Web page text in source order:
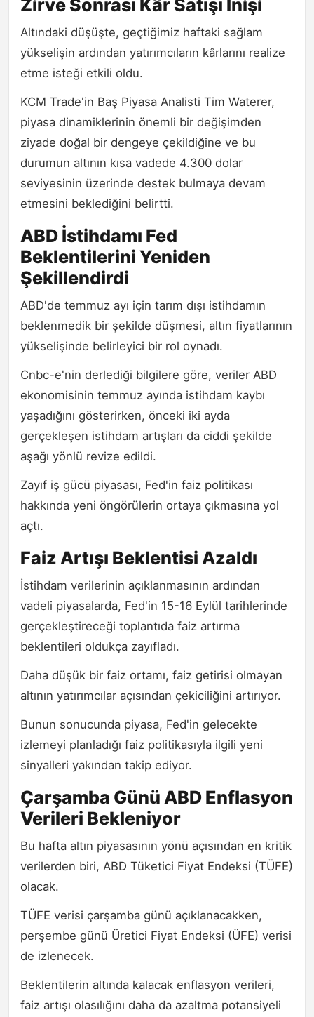
Zirve Sonrası Kâr Satışı İnişi
Altındaki düşüşte, geçtiğimiz haftaki sağlam
yükselişin ardından yatırımcıların kârlarını realize
etme isteği etkili oldu.
KCM Trade'in Baş Piyasa Analisti Tim Waterer,
piyasa dinamiklerinin önemli bir değişimden
ziyade doğal bir dengeye çekildiğine ve bu
durumun altının kısa vadede 4.300 dolar
seviyesinin üzerinde destek bulmaya devam
etmesini beklediğini belirtti.
ABD İstihdamı Fed
Beklentilerini Yeniden
Şekillendirdi
ABD'de temmuz ayı için tarım dışı istihdamın
beklenmedik bir şekilde düşmesi, altın fiyatlarının
yükselişinde belirleyici bir rol oynadı.
Cnbc-e'nin derlediği bilgilere göre, veriler ABD
ekonomisinin temmuz ayında istihdam kaybı
yaşadığını gösterirken, önceki iki ayda
gerçekleşen istihdam artışları da ciddi şekilde
aşağı yönlü revize edildi.
Zayıf iş gücü piyasası, Fed'in faiz politikası
hakkında yeni öngörülerin ortaya çıkmasına yol
açtı.
Faiz Artışı Beklentisi Azaldı
İstihdam verilerinin açıklanmasının ardından
vadeli piyasalarda, Fed'in 15-16 Eylül tarihlerinde
gerçekleştireceği toplantıda faiz artırma
beklentileri oldukça zayıfladı.
Daha düşük bir faiz ortamı, faiz getirisi olmayan
altının yatırımcılar açısından çekiciliğini artırıyor.
Bunun sonucunda piyasa, Fed'in gelecekte
izlemeyi planladığı faiz politikasıyla ilgili yeni
sinyalleri yakından takip ediyor.
Çarşamba Günü ABD Enflasyon
Verileri Bekleniyor
Bu hafta altın piyasasının yönü açısından en kritik
verilerden biri, ABD Tüketici Fiyat Endeksi (TÜFE)
olacak.
TÜFE verisi çarşamba günü açıklanacakken,
perşembe günü Üretici Fiyat Endeksi (ÜFE) verisi
de izlenecek.
Beklentilerin altında kalacak enflasyon verileri,
faiz artışı olasılığını daha da azaltma potansiyeli